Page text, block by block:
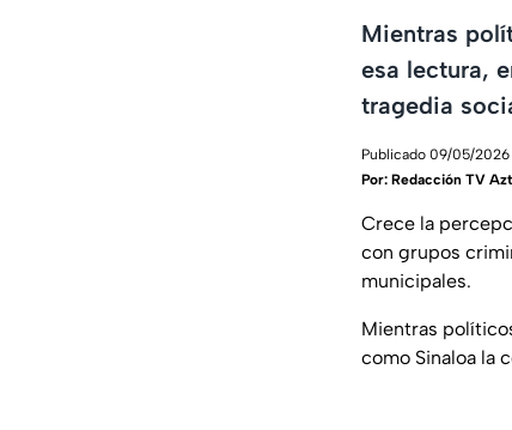
Mientras
esa lectura,
tragedia
Publicado 09/05/2026
Por: Redacción TV
Crece la
con grupos
municipales.
Mientras
como Sinaloa la